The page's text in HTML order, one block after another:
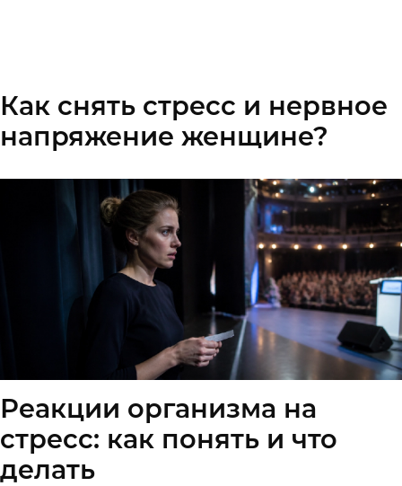
Как снять стресс и нервное
напряжение женщине?
Реакции организма на
стресс: как понять и что
делать